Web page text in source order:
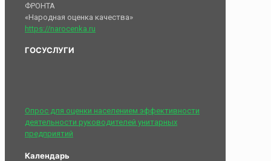
ФРОНТА
«Народная оценка качества»
https://narocenka.ru
ГОСУСЛУГИ
Опрос для оценки населением эффективности
деятельности руководителей унитарных
предприятий
Календарь